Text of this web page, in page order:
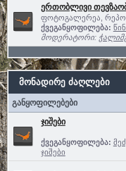
ერთობლივი
ფოტოგალერეა,
ქვეგანყოფილება:
მოდერატორი:
მონადირე ძაღლები
განყოფილებები
ჯიშები
ქვეგანყოფილება:
ჯიშები